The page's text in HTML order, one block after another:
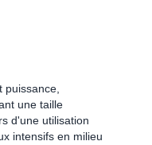
une taille
d'une utilisation
intensifs en milieu